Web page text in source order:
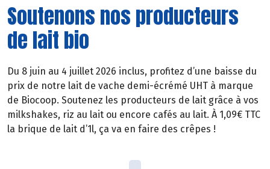
Soutenons nos producteurs
de lait bio
Du 8 juin au 4 juillet 2026 inclus, profitez d’une baisse du
prix de notre lait de vache demi-écrémé UHT à marque
de Biocoop. Soutenez les producteurs de lait grâce à vos
milkshakes, riz au lait ou encore cafés au lait. À 1,09€ TTC
la brique de lait d’1l, ça va en faire des crêpes !